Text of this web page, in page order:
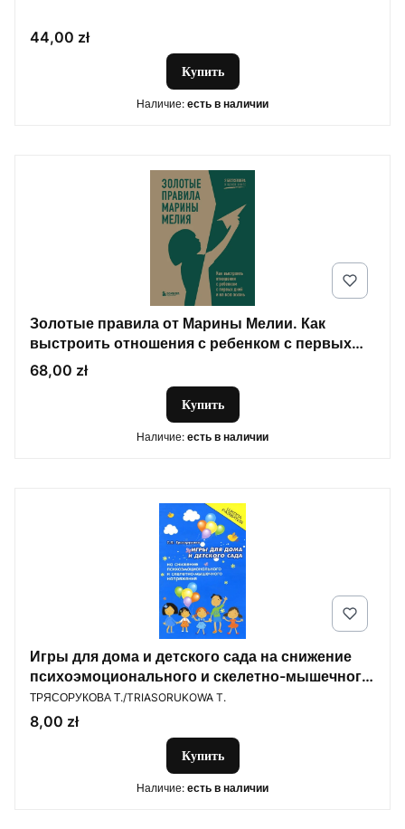
Цена
44,00 zł
Купить
Наличие: есть в наличии
Золотые правила от Марины Мелии. Как
выстроить отношения с ребенком с первых
дней и на всю жизнь
Цена
68,00 zł
Купить
Наличие: есть в наличии
Игры для дома и детского сада на снижение
психоэмоционального и скелетно-мышечного
напряжения
ПРОИЗВОДИТЕЛЬ
ТРЯСОРУКОВА Т./TRIASORUKOWA T.
Цена
8,00 zł
Купить
Наличие: есть в наличии